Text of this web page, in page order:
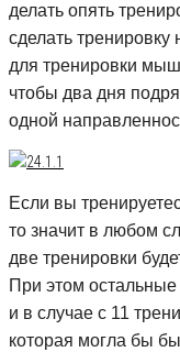
делать опять
сделать тренировку
для тренировки
чтобы два дня
одной
Если вы
то значит в любом
две тренировки
При этом остальные
и в случае с 11
которая могла бы